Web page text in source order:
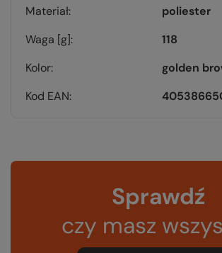
Materiał
poliester
Waga [g]
118
Kolor
golden
Kod EAN
Sprawdź
czy masz